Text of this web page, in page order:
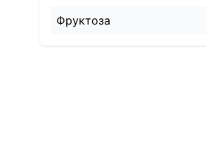
Фруктоза